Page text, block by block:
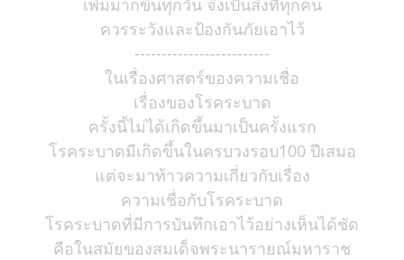
เพิ่มมากขึ้นทุกวัน จึงเป็นสิ่งที่ทุกคน
ควรระวังและป้องกันภัยเอาไว้
-------------------------
ในเรื่องศาสตร์ของความเชื่อ
เรื่องของโรคระบาด
ครั้งนี้ไม่ได้เกิดขึ้นมาเป็นครั้งแรก
โรคระบาดมีเกิดขึ้นในครบวงรอบ100 ปีเสมอ
แต่จะมาท้าวความเกี่ยวกับเรื่อง
ความเชื่อกับโรคระบาด
โรคระบาดที่มีการบันทึกเอาไว้อย่างเห็นได้ชัด
คือในสมัยของสมเด็จพระนารายณ์มหาราช